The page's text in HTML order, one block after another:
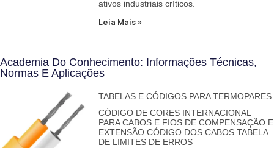
ativos industriais críticos.
Leia Mais »
Academia Do Conhecimento: Informações Técnicas,
Normas E Aplicações
TABELAS E CÓDIGOS PARA TERMOPARES
CÓDIGO DE CORES INTERNACIONAL
PARA CABOS E FIOS DE COMPENSAÇÃO E
EXTENSÃO CÓDIGO DOS CABOS TABELA
DE LIMITES DE ERROS